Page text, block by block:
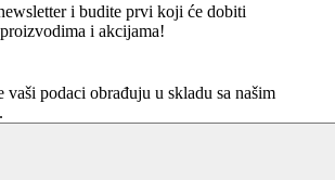
i budite prvi koji će dobiti
i akcijama!
vaši podaci obrađuju u skladu sa našim
.